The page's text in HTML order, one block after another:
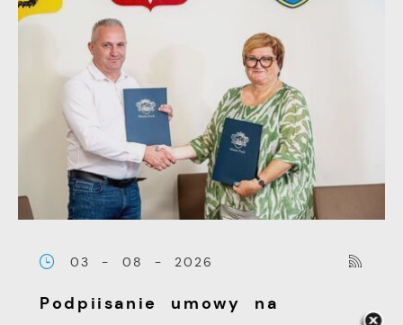
03 - 08 - 2026
Podpiisanie umowy na